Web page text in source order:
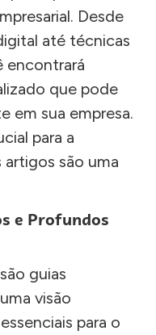
Desde
até técnicas
encontrará
que pode
em sua empresa.
para a
são uma
e Profundos
guias
visão
para o